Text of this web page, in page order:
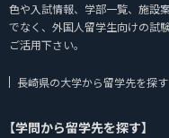
色や入試情報、学部一覧、施設
でなく、外国人留学生向けの試
ご活用下さい。
長崎県の大学から留学先を探す
【学問から留学先を探す】